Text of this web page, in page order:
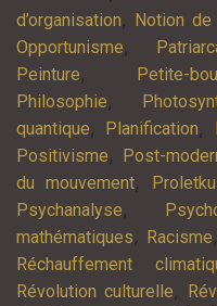
d’organisation, Notion
Opportunisme,
Peinture, Petite-
Philosophie,
quantique, Planification,
Positivisme, Post-
du mouvement,
Psychanalyse,
mathématiques, Racisme,
Réchauffement
Révolution culturelle,